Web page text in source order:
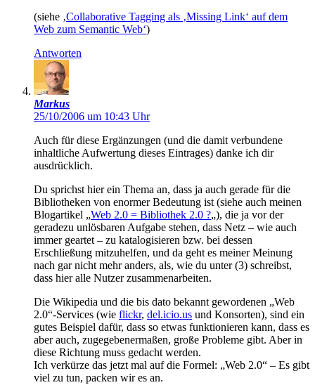
(siehe ‚Collaborative Tagging als ‚Missing Link‘ auf dem
Web zum Semantic Web‘)
Antworten
Markus
25/10/2006 um 10:43 Uhr
Auch für diese Ergänzungen (und die damit verbundene
inhaltliche Aufwertung dieses Eintrages) danke ich dir
ausdrücklich.
Du sprichst hier ein Thema an, dass ja auch gerade für die
Bibliotheken von enormer Bedeutung ist (siehe auch meinen
Blogartikel „Web 2.0 = Bibliothek 2.0 ?„), die ja vor der
geradezu unlösbaren Aufgabe stehen, dass Netz – wie auch
immer geartet – zu katalogisieren bzw. bei dessen
Erschließung mitzuhelfen, und da geht es meiner Meinung
nach gar nicht mehr anders, als, wie du unter (3) schreibst,
dass hier alle Nutzer zusammenarbeiten.
Die Wikipedia und die bis dato bekannt gewordenen „Web
2.0“-Services (wie flickr, del.icio.us und Konsorten), sind ein
gutes Beispiel dafür, dass so etwas funktionieren kann, dass es
aber auch, zugegebenermaßen, große Probleme gibt. Aber in
diese Richtung muss gedacht werden.
Ich verkürze das jetzt mal auf die Formel: „Web 2.0“ – Es gibt
viel zu tun, packen wir es an.